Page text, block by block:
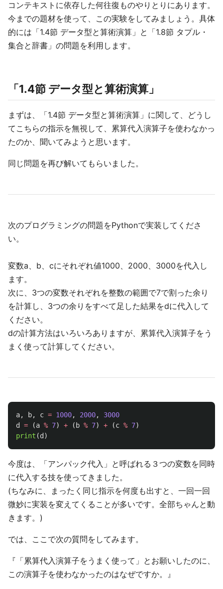
コンテキストに依存した何往復ものやりとりにあります。
今までの題材を使って、この実験をしてみましょう。具体
的には「1.4節 データ型と算術演算」と「1.8節 タプル・
集合と辞書」の問題を利用します。
「1.4節 データ型と算術演算」
まずは、「1.4節 データ型と算術演算」に関して、どうし
てこちらの指示を無視して、累算代入演算子を使わなかっ
たのか、聞いてみようと思います。
同じ問題を再び解いてもらいました。
次のプログラミングの問題をPythonで実装してくださ
い。
変数a、b、cにそれぞれ値1000、2000、3000を代入し
ます。
次に、3つの変数それぞれを整数の範囲で7で割った余り
を計算し、3つの余りをすべて足した結果をdに代入して
ください。
dの計算方法はいろいろありますが、累算代入演算子をう
まく使って計算してください。
a, b, c = 1000, 2000,
3000
d
= (a % 7) + ( b % 7) + (c % 7)
print (d )
今度は、「アンパック代入」と呼ばれる３つの変数を同時
に代入する技を使ってきました。
(ちなみに、まったく同じ指示を何度も出すと、一回一回
微妙に実装を変えてくることが多いです。全部ちゃんと動
きます。)
では、ここで次の質問をしてみます。
『「累算代入演算子をうまく使って」とお願いしたのに、
この演算子を使わなかったのはなぜですか。』